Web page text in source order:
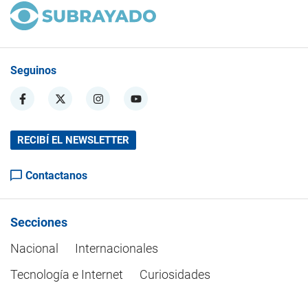
Seguinos
RECIBÍ EL NEWSLETTER
Contactanos
Secciones
Nacional
Internacionales
Tecnología e Internet
Curiosidades